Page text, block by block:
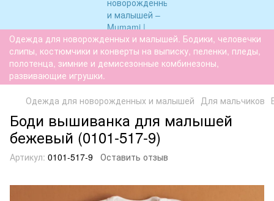
Одежда для новорожденных и малышей. Бодики, человечки
слипы, костюмчики и конверты на выписку, пеленки, пледы,
полотенца, зимние и демисезонные комбинезоны,
развивающие игрушки.
Одежда для новорожденных и малышей Для мальчиков
Боди вышиванка для малышей
бежевый (0101-517-9)
Артикул: 0101-517-9 Оставить отзыв